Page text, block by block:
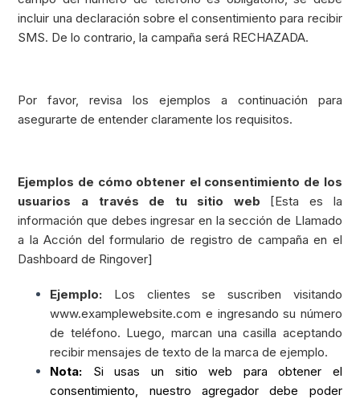
incluir una declaración sobre el consentimiento para recibir
SMS. De lo contrario, la campaña será RECHAZADA.
Por favor, revisa los ejemplos a continuación para
asegurarte de entender claramente los requisitos.
Ejemplos de cómo obtener el consentimiento de los
usuarios a través de tu sitio web [Esta es la
información que debes ingresar en la sección de Llamado
a la Acción del formulario de registro de campaña en el
Dashboard de Ringover]
Ejemplo: Los clientes se suscriben visitando
www.examplewebsite.com e ingresando su número
de teléfono. Luego, marcan una casilla aceptando
recibir mensajes de texto de la marca de ejemplo.
Nota: Si usas un sitio web para obtener el
consentimiento, nuestro agregador debe poder